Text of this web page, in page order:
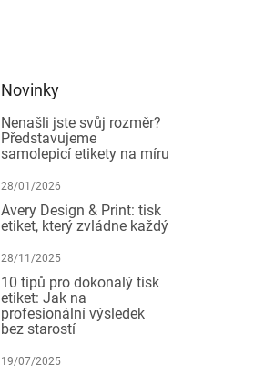
Novinky
Nenašli jste svůj rozměr?
Představujeme
samolepicí etikety na míru
28/01/2026
Avery Design & Print: tisk
etiket, který zvládne každý
28/11/2025
10 tipů pro dokonalý tisk
etiket: Jak na
profesionální výsledek
bez starostí
19/07/2025